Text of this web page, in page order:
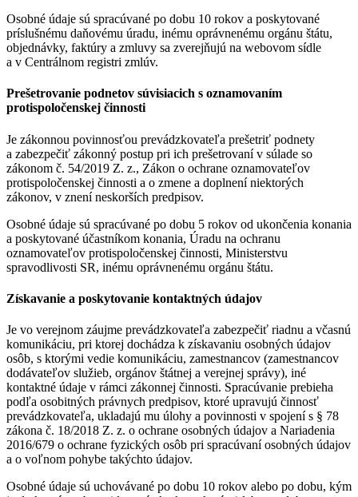
Osobné údaje sú spracúvané po dobu 10 rokov a poskytované
príslušnému daňovému úradu, inému oprávnenému orgánu štátu,
objednávky, faktúry a zmluvy sa zverejňujú na webovom sídle
a v Centrálnom registri zmlúv.
Prešetrovanie podnetov súvisiacich s oznamovaním
protispoločenskej činnosti
Je zákonnou povinnosťou prevádzkovateľa prešetriť podnety
a zabezpečiť zákonný postup pri ich prešetrovaní v súlade so
zákonom č. 54/2019 Z. z., Zákon o ochrane oznamovateľov
protispoločenskej činnosti a o zmene a doplnení niektorých
zákonov, v znení neskorších predpisov.
Osobné údaje sú spracúvané po dobu 5 rokov od ukončenia konania
a poskytované účastníkom konania, Úradu na ochranu
oznamovateľov protispoločenskej činnosti, Ministerstvu
spravodlivosti SR, inému oprávnenému orgánu štátu.
Získavanie a poskytovanie kontaktných údajov
Je vo verejnom záujme prevádzkovateľa zabezpečiť riadnu a včasnú
komunikáciu, pri ktorej dochádza k získavaniu osobných údajov
osôb, s ktorými vedie komunikáciu, zamestnancov (zamestnancov
dodávateľov služieb, orgánov štátnej a verejnej správy), iné
kontaktné údaje v rámci zákonnej činnosti. Spracúvanie prebieha
podľa osobitných právnych predpisov, ktoré upravujú činnosť
prevádzkovateľa, ukladajú mu úlohy a povinnosti v spojení s § 78
zákona č. 18/2018 Z. z. o ochrane osobných údajov a Nariadenia
2016/679 o ochrane fyzických osôb pri spracúvaní osobných údajov
a o voľnom pohybe takýchto údajov.
Osobné údaje sú uchovávané po dobu 10 rokov alebo po dobu, kým